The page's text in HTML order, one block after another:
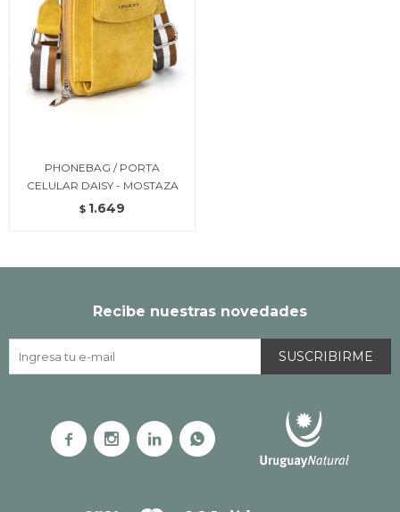
PHONEBAG / PORTA
CELULAR DAISY - MOSTAZA
$ 1.649
Recibe nuestras novedades
SUSCRIBIRME
   